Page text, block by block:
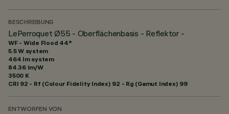
BESCHREIBUNG
LePerroquet Ø55 - Oberflächenbasis - Reflektor -
WF - Wide Flood 44°
5.5 W system
464 lm system
84.36 lm/W
3500 K
CRI 92 - Rf (Colour Fidelity Index) 92 - Rg (Gamut Index) 99
ENTWORFEN VON